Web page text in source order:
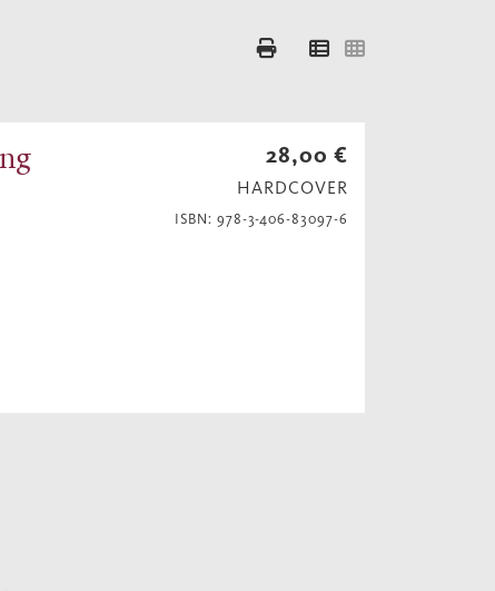
28,00 €
HARDCOVER
ISBN: 978-3-406-83097-6